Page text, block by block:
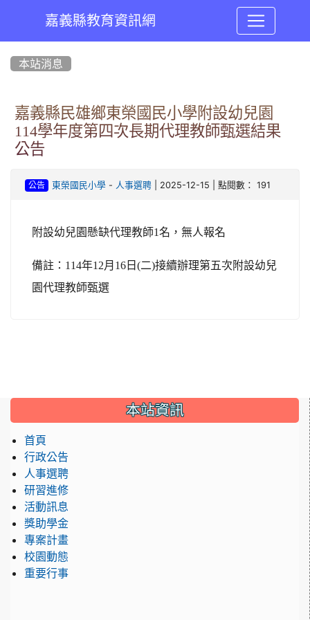
嘉義縣教育資訊網
本站消息
嘉義縣民雄鄉東榮國民小學附設幼兒園
114學年度第四次長期代理教師甄選結果
公告
公告 東榮國民小學- 人事選聘| 2025-12-15 | 點閱數： 191
附設幼兒園懸缺代理教師1名 ， 無人報名
備註：114年12月16日(二)接續辦理第五次附設幼兒
園代理教師甄選
::: 本站資訊
首頁
行政公告
人事選聘
研習進修
活動訊息
獎助學金
專案計畫
校園動態
重要行事